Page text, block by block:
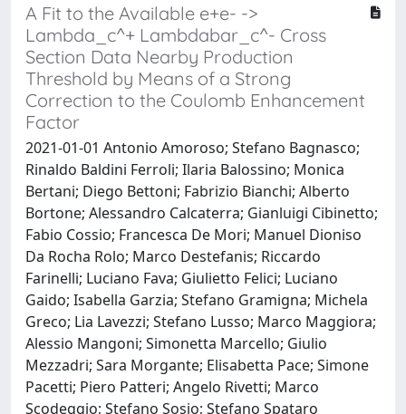
A Fit to the Available e+e- ->
Lambda_c^+ Lambdabar_c^- Cross
Section Data Nearby Production
Threshold by Means of a Strong
Correction to the Coulomb Enhancement
Factor
2021-01-01 Antonio Amoroso; Stefano Bagnasco;
Rinaldo Baldini Ferroli; Ilaria Balossino; Monica
Bertani; Diego Bettoni; Fabrizio Bianchi; Alberto
Bortone; Alessandro Calcaterra; Gianluigi Cibinetto;
Fabio Cossio; Francesca De Mori; Manuel Dioniso
Da Rocha Rolo; Marco Destefanis; Riccardo
Farinelli; Luciano Fava; Giulietto Felici; Luciano
Gaido; Isabella Garzia; Stefano Gramigna; Michela
Greco; Lia Lavezzi; Stefano Lusso; Marco Maggiora;
Alessio Mangoni; Simonetta Marcello; Giulio
Mezzadri; Sara Morgante; Elisabetta Pace; Simone
Pacetti; Piero Patteri; Angelo Rivetti; Marco
Scodeggio; Stefano Sosio; Stefano Spataro